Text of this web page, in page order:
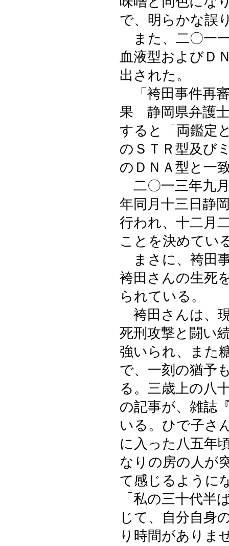
で、明らかな誤
また、二〇一
血液型およびＤ
出された。
「袴田事件再
果 静岡県弁護
すると「両鑑定
のＳＴＲ型及び
のＤＮＡ型と一
二〇一三年九
年同月十三日静
行われ、十二月
ことを決めてい
まさに、袴田
袴田さんの生死
られている。
袴田さんは、
死刑攻撃と闘い
強いられ、また
で、一刻の猶予
る。三歳上の八
の記事が、雑誌
いる。ひで子さ
に入った八五年
なりの房の人が
て感じるように
「私の三十代半
じて、自分自
り時間がありま